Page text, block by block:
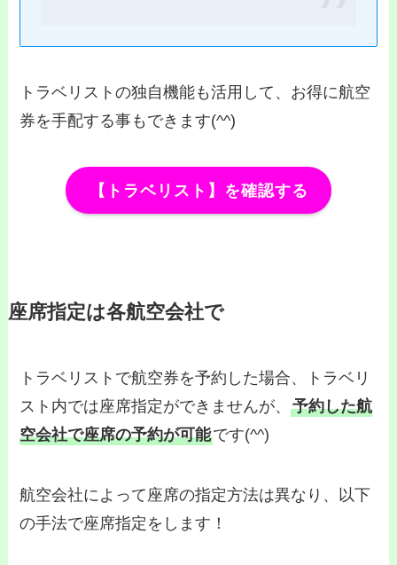
トラベリストの独自機能も活用して、お得に航空
券を手配する事もできます(^^)
【トラベリスト】を確認する
座席指定は各航空会社で
トラベリストで航空券を予約した場合、トラベリ
スト内では座席指定ができませんが、予約した航
空会社で座席の予約が可能です(^^)
航空会社によって座席の指定方法は異なり、以下
の手法で座席指定をします！